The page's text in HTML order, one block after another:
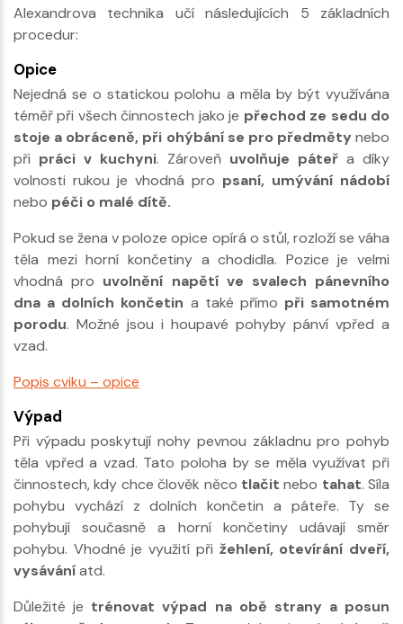
Alexandrova technika učí následujících 5 základních
procedur:
Opice
Nejedná se o statickou polohu a měla by být využívána
téměř při všech činnostech jako je přechod ze sedu do
stoje a obráceně, při ohýbání se pro předměty nebo
při práci v kuchyni. Zároveň uvolňuje páteř a díky
volnosti rukou je vhodná pro psaní, umývání nádobí
nebo péči o malé dítě.
Pokud se žena v poloze opice opírá o stůl, rozloží se váha
těla mezi horní končetiny a chodidla. Pozice je velmi
vhodná pro uvolnění napětí ve svalech pánevního
dna a dolních končetin a také přímo při samotném
porodu. Možné jsou i houpavé pohyby pánví vpřed a
vzad.
Popis cviku – opice
Výpad
Při výpadu poskytují nohy pevnou základnu pro pohyb
těla vpřed a vzad. Tato poloha by se měla využívat při
činnostech, kdy chce člověk něco tlačit nebo tahat. Síla
pohybu vychází z dolních končetin a páteře. Ty se
pohybují současně a horní končetiny udávají směr
pohybu. Vhodné je využití při žehlení, otevírání dveří,
vysáváníatd.
Důležité je trénovat výpad na obě strany a posun